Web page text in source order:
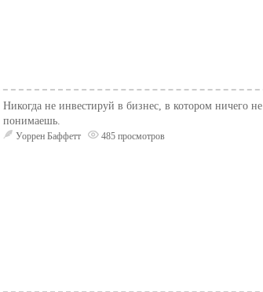
Никогда не инвестируй в бизнес, в котором ничего не
понимаешь.
Уоррен Баффетт 485 просмотров